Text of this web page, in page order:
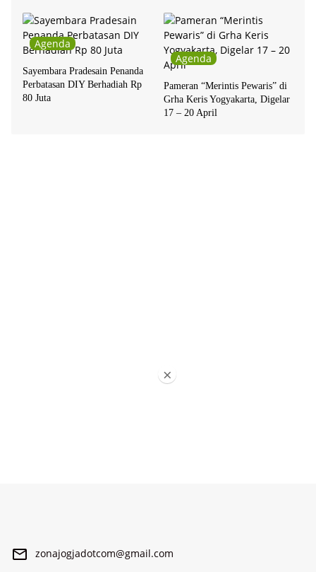
Agenda
Sayembara Pradesain Penanda
Perbatasan DIY Berhadiah Rp
80 Juta
Agenda
Pameran “Merintis Pewaris” di
Grha Keris Yogyakarta, Digelar
17 – 20 April
zonajogjadotcom@gmail.com
×